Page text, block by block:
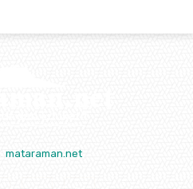
mataraman.net